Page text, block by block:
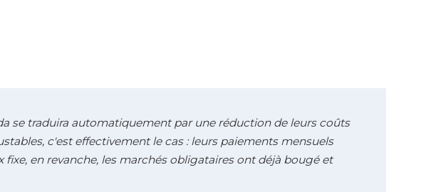
se traduira automatiquement par une réduction de leurs coûts
c'est effectivement le cas : leurs paiements mensuels
en revanche, les marchés obligataires ont déjà bougé et